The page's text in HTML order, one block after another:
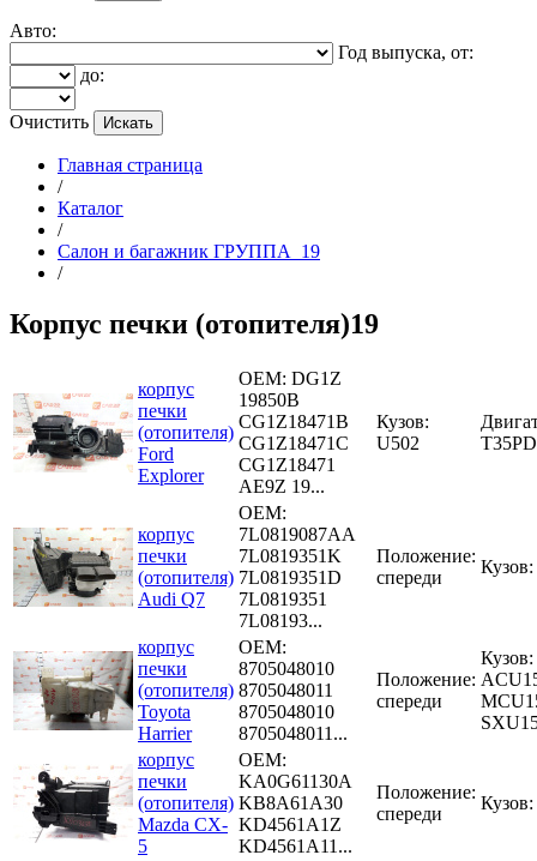
Авто:
Год выпуска, от:
до:
Очистить
Главная страница
/
Каталог
/
Салон и багажник ГРУППА_19
/
Корпус печки (отопителя)19
корпус
печки
(отопителя)
Ford
Explorer
OEM: DG1Z
19850B
CG1Z18471B
CG1Z18471C
CG1Z18471
AE9Z 19...
Кузов:
U502
корпус
печки
(отопителя)
Audi Q7
OEM:
7L0819087AA
7L0819351K
7L0819351D
7L0819351
7L08193...
Положение:
спереди
корпус
печки
(отопителя)
Toyota
Harrier
OEM:
8705048010
8705048011
8705048010
8705048011...
Положение:
спереди
корпус
печки
(отопителя)
Mazda CX-
5
OEM:
KA0G61130A
KB8A61A30
KD4561A1Z
KD4561A11...
Положение:
спереди